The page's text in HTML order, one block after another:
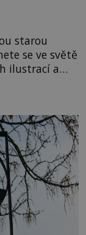
starou
se ve světě
ilustrací a
všem
patří mezi
ani co